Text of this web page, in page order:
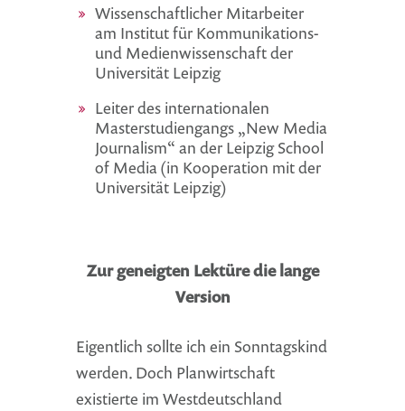
Wissenschaftlicher Mitarbeiter
am Institut für Kommunikations-
und Medienwissenschaft der
Universität Leipzig
Leiter des internationalen
Masterstudiengangs „New Media
Journalism“ an der Leipzig School
of Media (in Kooperation mit der
Universität Leipzig)
Zur geneigten Lektüre die lange
Version
Eigentlich sollte ich ein Sonntagskind
werden. Doch Planwirtschaft
existierte im Westdeutschland